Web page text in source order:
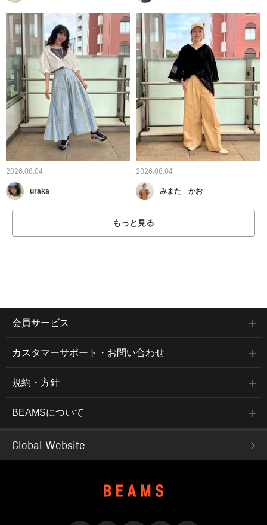
2026.08.04
uraka
2026.08.04
みまた かお
もっと見る
会員サービス
カスタマーサポート・お問い合わせ
規約・方針
BEAMSについて
Global Website